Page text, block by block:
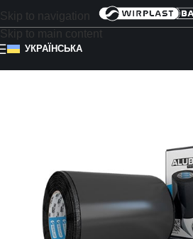
Skip to navigation
Skip to main content
УКРАЇНСЬКА